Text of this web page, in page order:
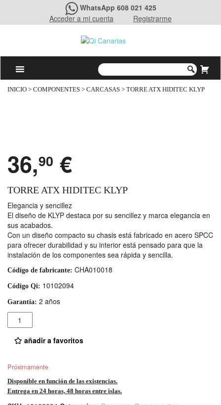
WhatsApp 608 021 425
Acceder a mi cuenta
Registrarme
INICIO > COMPONENTES > CARCASAS > TORRE ATX HIDITEC KLYP
36,90 €
TORRE ATX HIDITEC KLYP
Elegancia y sencillez
El diseño de KLYP destaca por su sencillez y marca elegancia en
sus acabados.
Con un diseño compacto su chasis está fabricado en acero SPCC
para ofrecer durabilidad y su interior está pensado para que la
instalación de los componentes sea rápida y sencilla.
Código de fabricante: CHA010018
Código Qi: 10102094
Garantía: 2 años
Cantidad
añadir a favoritos
Próximamente
Disponible en función de las existencias.
Entrega en 24 horas, 48 horas entre islas.